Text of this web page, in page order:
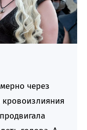
через
кровоизлияния